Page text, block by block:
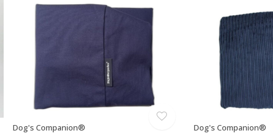
Dog's Companion® Dog's Companion®